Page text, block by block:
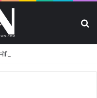
का निस्तारण